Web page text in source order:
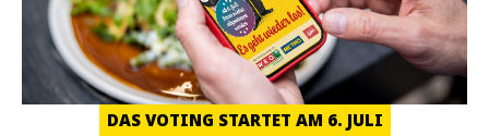
DAS VOTING STARTET AM 6. JULI